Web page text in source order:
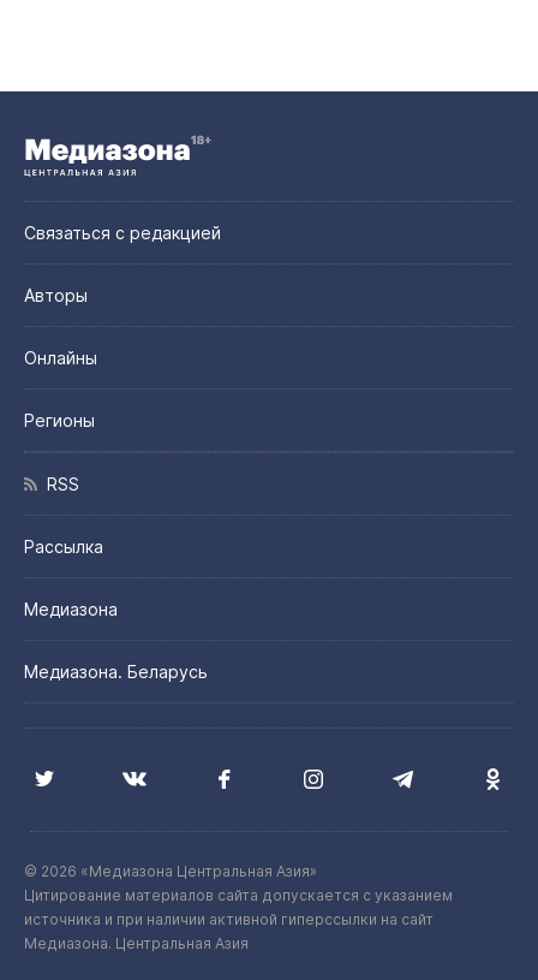
Связаться с редакцией
Авторы
Онлайны
Регионы
RSS
Рассылка
Медиазона
Медиазона. Беларусь
© 2026 «Медиазона Центральная Азия»
Цитирование материалов сайта допускается с указанием
источника и при наличии активной гиперссылки на сайт
Медиазона. Центральная Азия